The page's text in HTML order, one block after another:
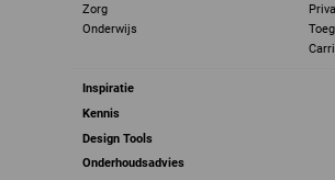
Zorg
Onderwijs
Inspiratie
Kennis
Design Tools
Onderhoudsadvies